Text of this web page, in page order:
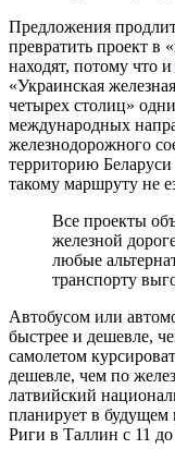
Предложения
превратить проект в
находят, потому что и
«Украинская
четырех столиц»
международных
железнодорожного
территорию
такому маршруту не
Все проекты
железной
любые
транспорту
Автобусом или
быстрее и дешевле,
самолетом
дешевле, чем по
латвийский
планирует в будущем
Риги в Таллин с 11